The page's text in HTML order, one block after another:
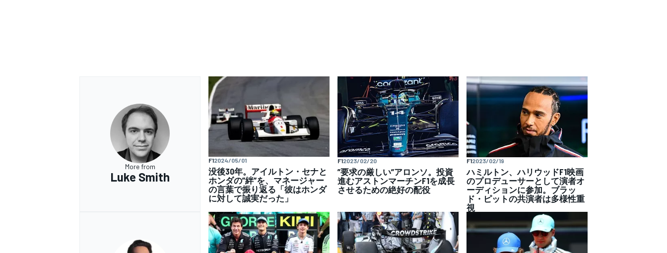
More from
Luke Smith
F12024/05/01
没後30年。アイルトン・セナと
ホンダの”絆”を、マネージャー
の言葉で振り返る「彼はホンダ
に対して誠実だった」
F12023/02/20
”要求の厳しい”アロンソ。投資
進むアストンマーチンF1を成長
させるための絶好の配役
F12023/02/19
ハミルトン、ハリウッドF1映画
のプロデューサーとして演者オ
ーディションに参加。ブラッ
ド・ピットの共演者は多様性重
視